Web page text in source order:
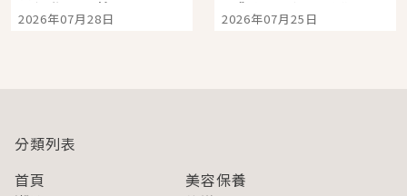
影視作品推薦
2026年07月28日 景觀飯店6選，讓你不用
人擠人悠閒欣賞
2026年07月25日
分類列表
首頁
美容保養